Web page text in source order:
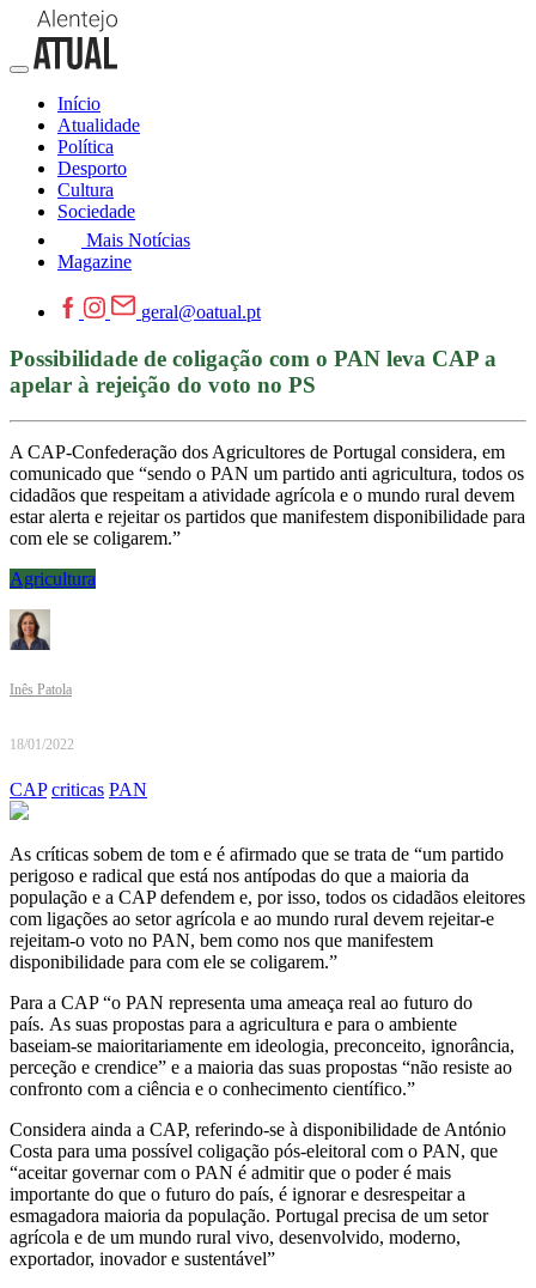
Início
Atualidade
Política
Desporto
Cultura
Sociedade
Mais Notícias
Magazine
geral@oatual.pt
Possibilidade de coligação com o PAN leva CAP a
apelar à rejeição do voto no PS
A CAP-Confederação dos Agricultores de Portugal considera, em
comunicado que “sendo o PAN um partido anti agricultura, todos os
cidadãos que respeitam a atividade agrícola e o mundo rural devem
estar alerta e rejeitar os partidos que manifestem disponibilidade para
com ele se coligarem.”
Agricultura
Inês Patola
18/01/2022
CAP criticas PAN
As críticas sobem de tom e é afirmado que se trata de “um partido
perigoso e radical que está nos antípodas do que a maioria da
população e a CAP defendem e, por isso, todos os cidadãos eleitores
com ligações ao setor agrícola e ao mundo rural devem rejeitar-e
rejeitam-o voto no PAN, bem como nos que manifestem
disponibilidade para com ele se coligarem.”
Para a CAP “o PAN representa uma ameaça real ao futuro do
país. As suas propostas para a agricultura e para o ambiente
baseiam-se maioritariamente em ideologia, preconceito, ignorância,
perceção e crendice” e a maioria das suas propostas “não resiste ao
confronto com a ciência e o conhecimento científico.”
Considera ainda a CAP, referindo-se à disponibilidade de António
Costa para uma possível coligação pós-eleitoral com o PAN, que
“aceitar governar com o PAN é admitir que o poder é mais
importante do que o futuro do país, é ignorar e desrespeitar a
esmagadora maioria da população. Portugal precisa de um setor
agrícola e de um mundo rural vivo, desenvolvido, moderno,
exportador, inovador e sustentável”